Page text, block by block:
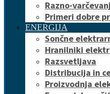
Razno-
Primeri dobre
ENERGIJA
Sončne
Hranilniki
Razsvetljava
Distribucija in
Proizvodnja